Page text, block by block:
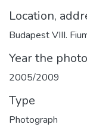
Location,
Budapest VIII.
Year the
2005/2009
Type
Photograph